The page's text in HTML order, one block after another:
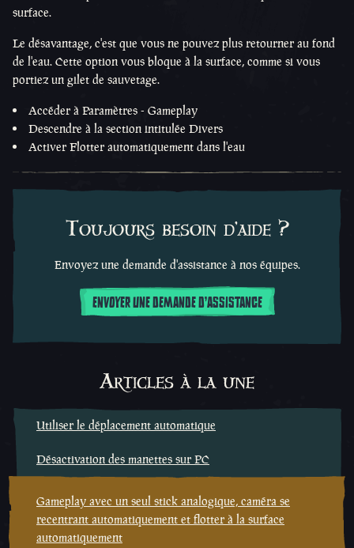
surface.
Le désavantage, c'est que vous ne pouvez plus retourner au fond
de l'eau. Cette option vous bloque à la surface, comme si vous
portiez un gilet de sauvetage.
Accéder à Paramètres - Gameplay
Descendre à la section intitulée Divers
Activer Flotter automatiquement dans l'eau
Toujours besoin d'aide ?
Envoyez une demande d'assistance à nos équipes.
ENVOYER UNE DEMANDE D'ASSISTANCE
Articles à la une
Utiliser le déplacement automatique
Désactivation des manettes sur PC
Gameplay avec un seul stick analogique, caméra se
recentrant automatiquement et flotter à la surface
automatiquement